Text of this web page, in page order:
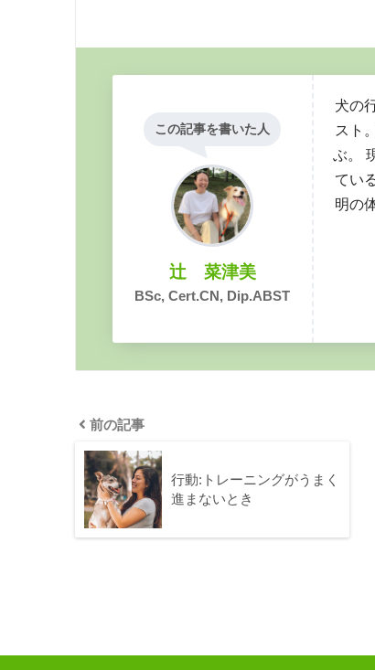
この記事を書いた人
辻 菜津美
BSc, Cert.CN, Dip.ABST
犬の
スト
ぶ。
てい
明の
前の記事
行動:トレーニングがうまく
進まないとき